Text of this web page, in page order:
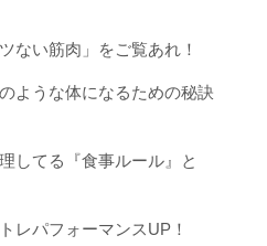
ない筋肉」をご覧あれ！
ような体になるための秘訣
してる『食事ルール』と
レパフォーマンスUP！